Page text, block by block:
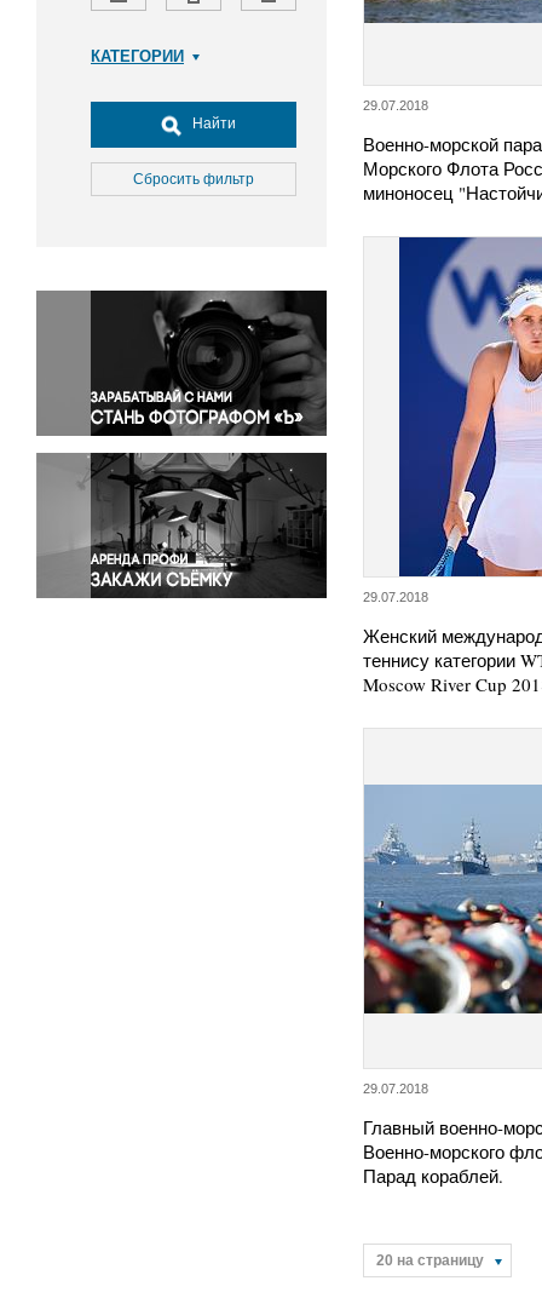
КАТЕГОРИИ
Досуг, туризм и отдых
Культура
Медицина
Окружающая среда
Политика
Правосудие
Происшествия и конфликты
Религия
Светская жизнь
Спорт
Экология
Экономика и бизнес
Найти
Сбросить фильтр
29.07.2018
Военно-морской
Морского Флота
миноносец
29.07.2018
Женский
теннису категории
Moscow River Cup
29.07.2018
Главный военно-
Военно-морского
Парад кораблей.
20 на страницу